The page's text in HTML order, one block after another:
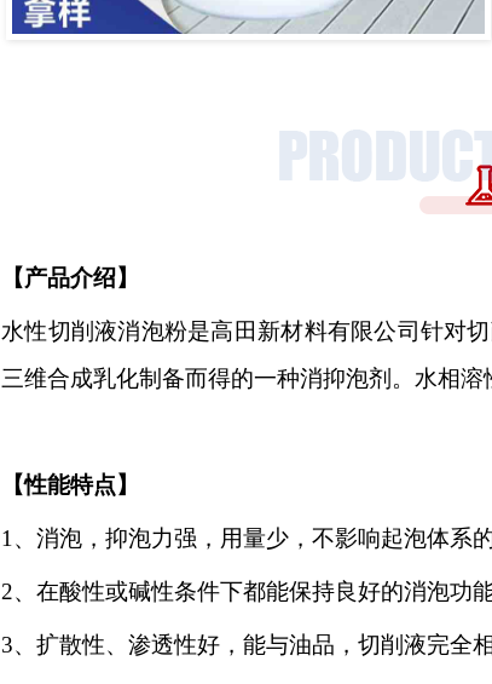
【产品介绍】
水性切削液消泡粉是高田新材料有限公司针对
三维合成乳化制备而得的一种消抑泡剂。水相
【性能特点】
1、消泡，抑泡力强，用量少，不影响起泡体系
2、在酸性或碱性条件下都能保持良好的消泡功能
3、扩散性、渗透性好，能与油品，切削液完全